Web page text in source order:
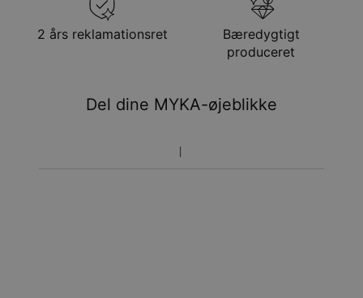
Hastelevering
lør. 15. aug. - man. 17.
aug.
Du vil ikke blive opkrævet yderligere afgifter.
Vær opmærksom på at tidsperioden nævnt ovenfor er
2 års reklamationsret
Bæredygtigt
produceret
Del dine MYKA-øjeblikke